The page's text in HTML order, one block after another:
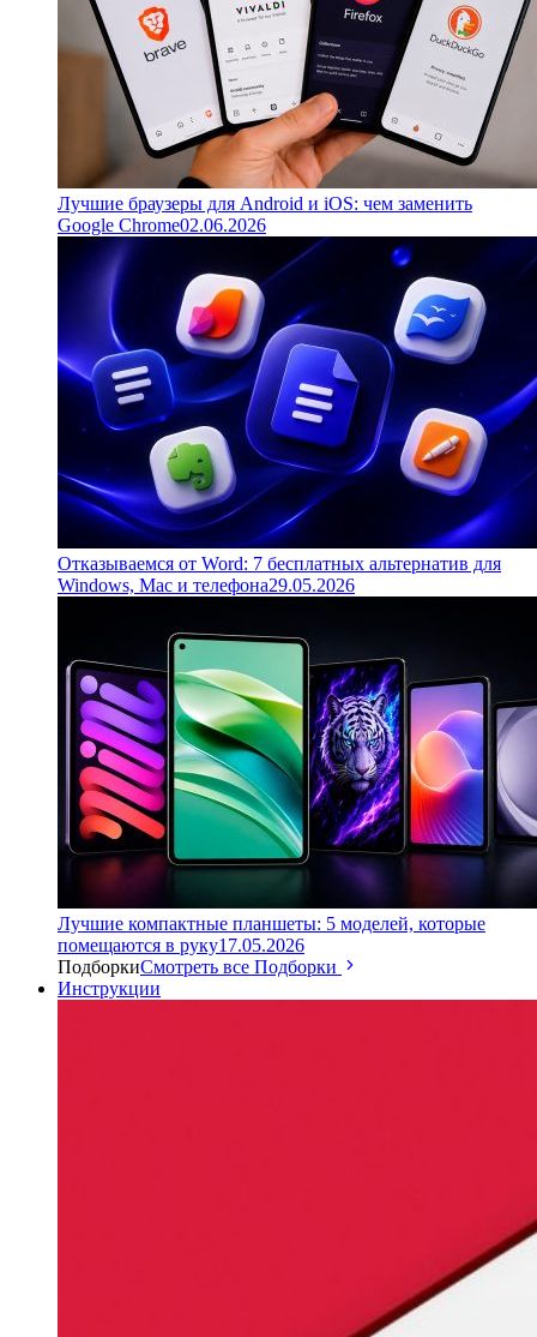
Лучшие браузеры для Android и iOS: чем заменить
Google Chrome02.06.2026
Отказываемся от Word: 7 бесплатных альтернатив для
Windows, Mac и телефона29.05.2026
Лучшие компактные планшеты: 5 моделей, которые
помещаются в руку17.05.2026
ПодборкиСмотреть все Подборки
Инструкции